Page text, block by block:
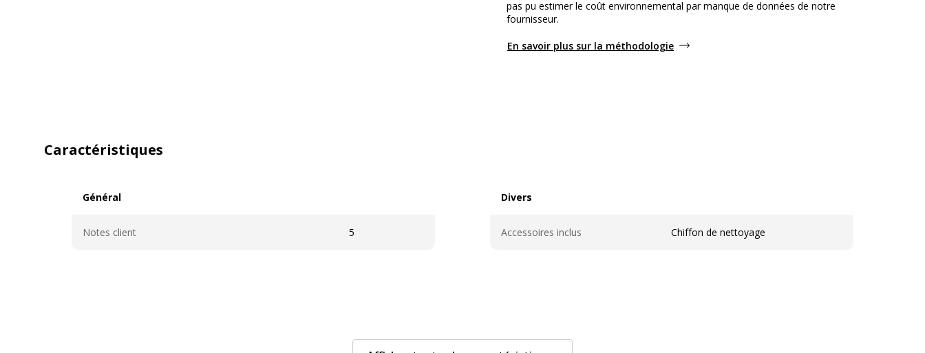
pas pu estimer le coût environnemental par manque de données de notre
fournisseur.
En savoir plus sur la méthodologie
Caractéristiques
Général
Notes client 5
Divers
Accessoires inclus Chiffon de nettoyage